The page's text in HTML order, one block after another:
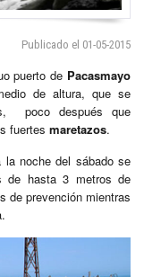
Publicado el 01-05-2015
puerto de Pacasmayo
de altura, que se
poco después que
fuertes maretazos.
la noche del sábado se
de hasta 3 metros de
de prevención mientras